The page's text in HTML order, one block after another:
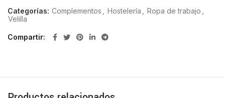
Categorías: Complementos Hostelería Ropa de trabajo
Velilla
Compartir